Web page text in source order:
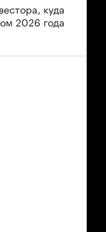
куда
2026 года